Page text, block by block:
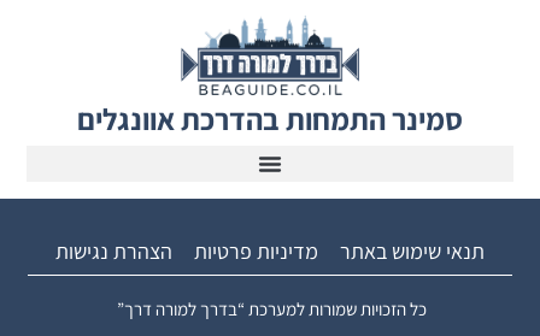
סמינר התמחות בהדרכת אוונגלים
תנאי שימוש באתר מדיניות פרטיות הצהרת נגישות
כל הזכויות שמורות למערכת “בדרך למורה דרך”